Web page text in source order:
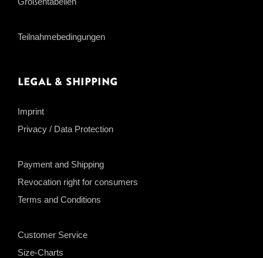
Teilnahmebedingungen
Legal & Shipping
Imprint
Privacy / Data Protection
Payment and Shipping
Revocation right for consumers
Terms and Conditions
Customer Service
Size-Charts